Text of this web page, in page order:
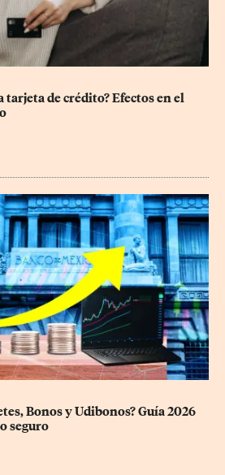
tarjeta de crédito? Efectos en el
Bonos y Udibonos? Guía 2026
seguro